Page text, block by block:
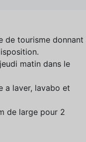
de tourisme donnant
matin dans le
a laver, lavabo et
de large pour 2